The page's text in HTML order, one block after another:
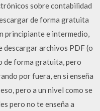
sobre contabilidad
de forma gratuita
principiante e intermedio,
descargar archivos PDF (o
de forma gratuita, pero
por fuera, en si enseña
pero a un nivel como se
pero no te enseña a